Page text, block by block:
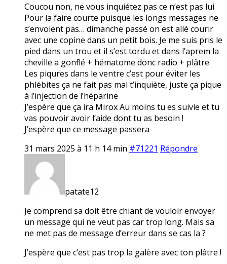
Coucou non, ne vous inquiétez pas ce n’est pas lui
Pour la faire courte puisque les longs messages ne
s’envoient pas… dimanche passé on est allé courir
avec une copine dans un petit bois. Je me suis pris le
pied dans un trou et il s’est tordu et dans l’aprem la
cheville a gonflé + hématome donc radio + plâtre
Les piqures dans le ventre c’est pour éviter les
phlébites ça ne fait pas mal t’inquiète, juste ça pique
à l’injection de l’héparine
J’espère que ça ira Mirox Au moins tu es suivie et tu
vas pouvoir avoir l’aide dont tu as besoin !
J’espère que ce message passera
31 mars 2025 à 11 h 14 min #71221 Répondre
patate12
Je comprend sa doit être chiant de vouloir envoyer
un message qui ne veut pas car trop long. Mais sa
ne met pas de message d’erreur dans se cas la ?
J’espère que c’est pas trop la galère avec ton plâtre !